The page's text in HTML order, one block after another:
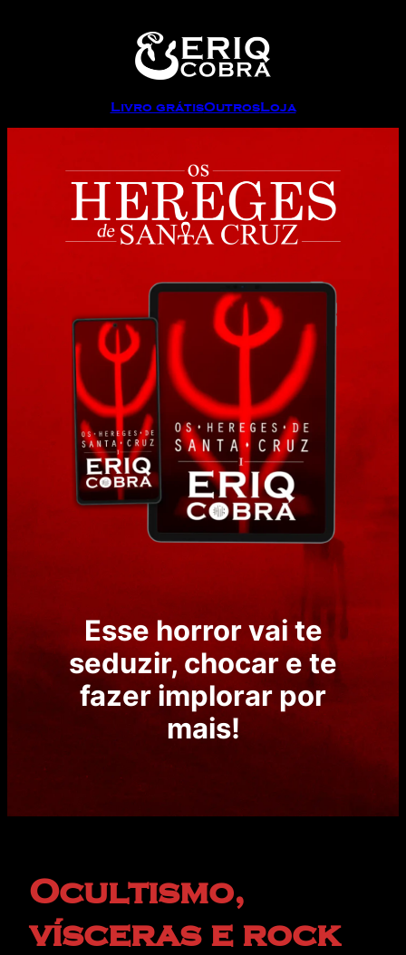
Livro grátisOutrosLoja
Esse horror vai te
seduzir, chocar e te
fazer implorar por
mais!
Ocultismo,
vísceras e rock